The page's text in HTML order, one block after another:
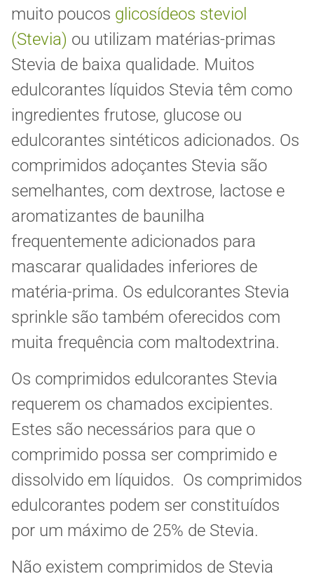
muito poucos glicosídeos steviol
(Stevia) ou utilizam matérias-primas
Stevia de baixa qualidade. Muitos
edulcorantes líquidos Stevia têm como
ingredientes frutose, glucose ou
edulcorantes sintéticos adicionados. Os
comprimidos adoçantes Stevia são
semelhantes, com dextrose, lactose e
aromatizantes de baunilha
frequentemente adicionados para
mascarar qualidades inferiores de
matéria-prima. Os edulcorantes Stevia
sprinkle são também oferecidos com
muita frequência com maltodextrina.
Os comprimidos edulcorantes Stevia
requerem os chamados excipientes.
Estes são necessários para que o
comprimido possa ser comprimido e
dissolvido em líquidos. Os comprimidos
edulcorantes podem ser constituídos
por um máximo de 25% de Stevia.
Não existem comprimidos de Stevia